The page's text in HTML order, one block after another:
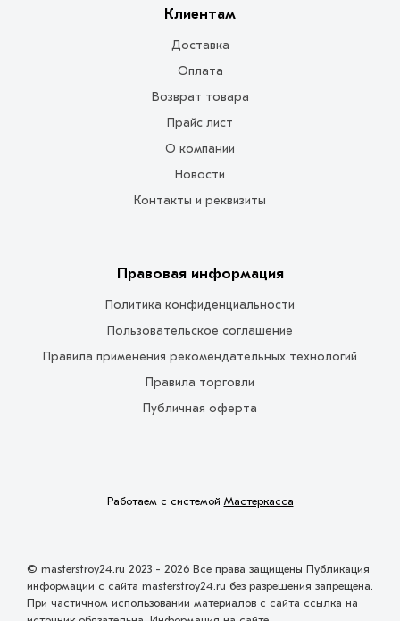
Клиентам
Доставка
Оплата
Возврат товара
Прайс лист
О компании
Новости
Контакты и реквизиты
Правовая информация
Политика конфиденциальности
Пользовательское соглашение
Правила применения рекомендательных технологий
Правила торговли
Публичная оферта
Работаем с системой Мастеркасса
© masterstroy24.ru 2023 - 2026 Все права защищены Публикация
информации с сайта masterstroy24.ru без разрешения запрещена.
При частичном использовании материалов с сайта ссылка на